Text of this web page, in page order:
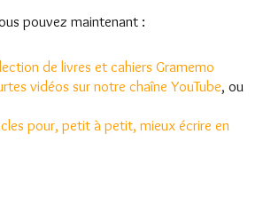
pouvez maintenant :
de livres et cahiers Gramemo
vidéos sur notre chaîne YouTube, ou
pour, petit à petit, mieux écrire en